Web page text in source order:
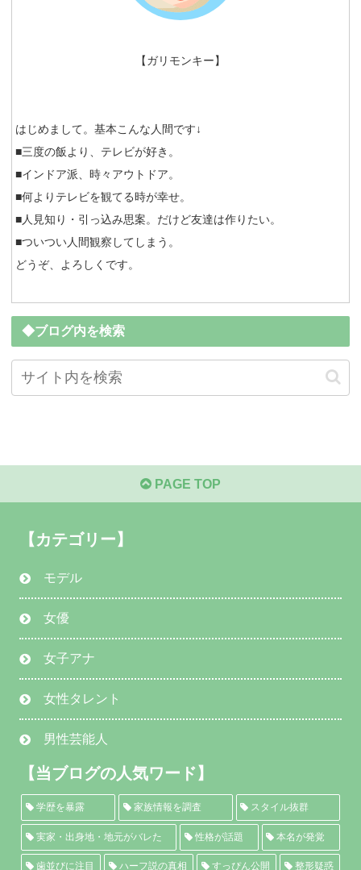
【ガリモンキー】
はじめまして。基本こんな人間です↓
■三度の飯より、テレビが好き。
■インドア派、時々アウトドア。
■何よりテレビを観てる時が幸せ。
■人見知り・引っ込み思案。だけど友達は作りたい。
■ついつい人間観察してしまう。
どうぞ、よろしくです。
◆ブログ内を検索
PAGE TOP
【カテゴリー】
モデル
女優
女子アナ
女性タレント
男性芸能人
【当ブログの人気ワード】
学歴を暴露 家族情報を調査 スタイル抜群
実家・出身地・地元がバレた 性格が話題 本名が発覚
歯並びに注目 ハーフ説の真相 すっぴん公開 整形疑惑